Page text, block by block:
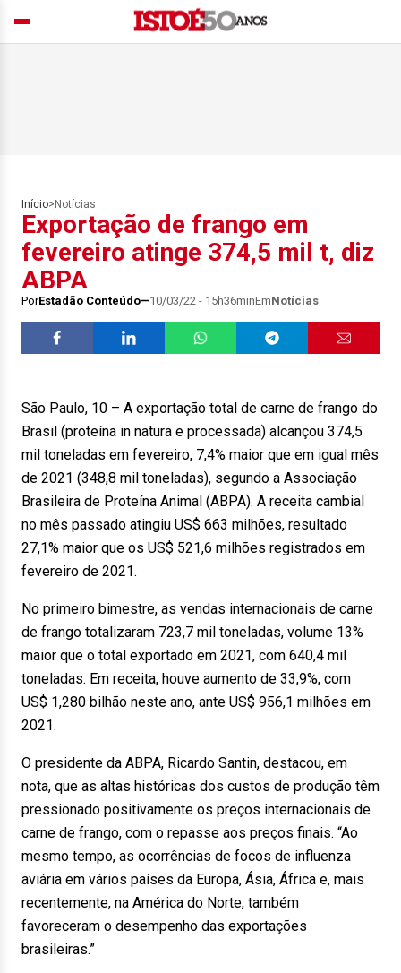
Início> Notícias
Exportação de frango em
fevereiro atinge 374,5 mil t, diz
ABPA
PorEstadão Conteúdo 10/03/22 - 15h36minEmNotícias
São Paulo, 10 – A exportação total de carne de frango do
Brasil (proteína in natura e processada) alcançou 374,5
mil toneladas em fevereiro, 7,4% maior que em igual mês
de 2021 (348,8 mil toneladas), segundo a Associação
Brasileira de Proteína Animal (ABPA). A receita cambial
no mês passado atingiu US$ 663 milhões, resultado
27,1% maior que os US$ 521,6 milhões registrados em
fevereiro de 2021.
No primeiro bimestre, as vendas internacionais de carne
de frango totalizaram 723,7 mil toneladas, volume 13%
maior que o total exportado em 2021, com 640,4 mil
toneladas. Em receita, houve aumento de 33,9%, com
US$ 1,280 bilhão neste ano, ante US$ 956,1 milhões em
2021.
O presidente da ABPA, Ricardo Santin, destacou, em
nota, que as altas históricas dos custos de produção têm
pressionado positivamente os preços internacionais de
carne de frango, com o repasse aos preços finais. “Ao
mesmo tempo, as ocorrências de focos de influenza
aviária em vários países da Europa, Ásia, África e, mais
recentemente, na América do Norte, também
favoreceram o desempenho das exportações
brasileiras.”